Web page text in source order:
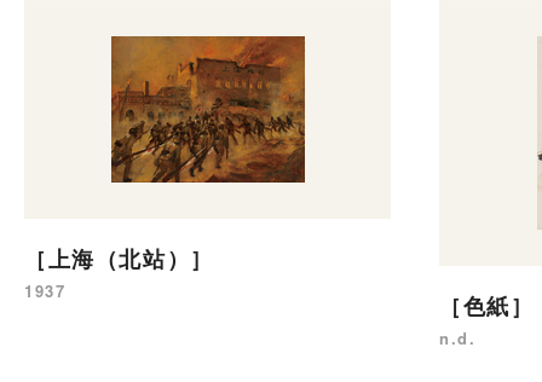
［上海（北站）］
1937 ［色紙］
n.d.